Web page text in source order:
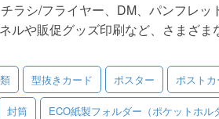
チラシ/フライヤー、DM、パンフレッ
ルや販促グッズ印刷など、さまざま
型抜きカード ポスター ポスト
封筒 ECO紙製フォルダー（ポケットホル